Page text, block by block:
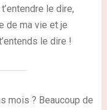
le dire,
de ma vie et je
le dire !
mois ? Beaucoup de